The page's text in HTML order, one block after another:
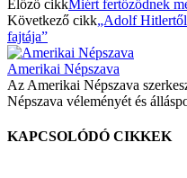
Előző cikkMiért fertőződnek
Következő cikk„Adolf Hitlertől
fajtája”
Amerikai Népszava
Az Amerikai Népszava
Népszava véleményét és
KAPCSOLÓDÓ CIKKEK